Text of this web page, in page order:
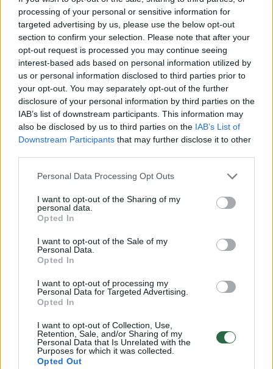
processing of your personal or sensitive information for
targeted advertising by us, please use the below opt-out
section to confirm your selection. Please note that after your
opt-out request is processed you may continue seeing
interest-based ads based on personal information utilized by
us or personal information disclosed to third parties prior to
your opt-out. You may separately opt-out of the further
disclosure of your personal information by third parties on the
IAB’s list of downstream participants. This information may
also be disclosed by us to third parties on the IAB’s List of
Downstream Participants that may further disclose it to other
Personal Data Processing Opt Outs
I want to opt-out of the Sharing of my
personal data.
Opted In
I want to opt-out of the Sale of my
Personal Data.
Opted In
I want to opt-out of processing my
Personal Data for Targeted Advertising.
Opted In
I want to opt-out of Collection, Use,
Retention, Sale, and/or Sharing of my
Personal Data that Is Unrelated with the
Purposes for which it was collected.
Opted Out
Šis vabalas Jungtinėse Valstijose ir Kanadoje
sunaikino dešimtis tūkstančių uosių, o
daugelis Europos šalių teigia, kad turi
parengtus nepaprastosios padėties planus
tuo atveju, jei jis pasirodytų ir šiame žemyne.
Vengrija paragino, kad šių vabalų klausimas
būtų įtrauktas į artėjančio ES žemės ūkio
viską, kas įmanoma, kad šis kenkėjas
neįsitvirtintų Vengrijoje visam laikui arba
netaptų augalų sveikatos problema visai
Europos Sąjungai“, – žemės ūkio naujienų
svetainės „Agroinform.hu“ žurnalistams sakė
Vengrijos žemės ūkio ministras Szabolcsas
Bona.